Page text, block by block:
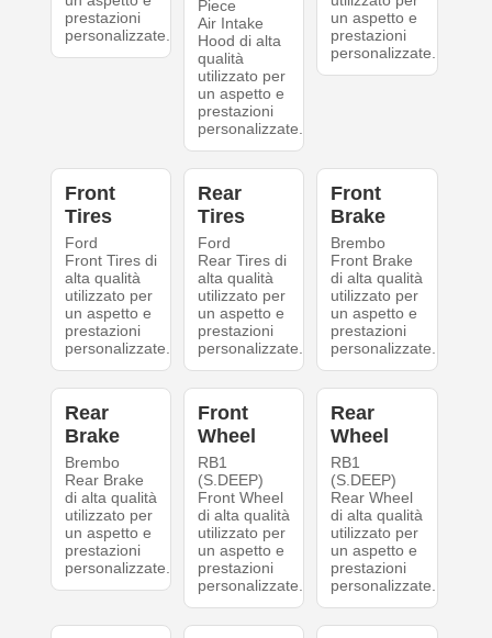
prestazioni
personalizzate.
Piece
Air Intake
Hood di alta
qualità
utilizzato per
un aspetto e
prestazioni
personalizzate.
un aspetto e
prestazioni
personalizzate.
Front
Tires
Ford
Front Tires di
alta qualità
utilizzato per
un aspetto e
prestazioni
personalizzate.
Rear
Tires
Ford
Rear Tires di
alta qualità
utilizzato per
un aspetto e
prestazioni
personalizzate.
Front
Brake
Brembo
Front Brake
di alta qualità
utilizzato per
un aspetto e
prestazioni
personalizzate.
Rear
Brake
Brembo
Rear Brake
di alta qualità
utilizzato per
un aspetto e
prestazioni
personalizzate.
Front
Wheel
RB1
(S.DEEP)
Front Wheel
di alta qualità
utilizzato per
un aspetto e
prestazioni
personalizzate.
Rear
Wheel
RB1
(S.DEEP)
Rear Wheel
di alta qualità
utilizzato per
un aspetto e
prestazioni
personalizzate.